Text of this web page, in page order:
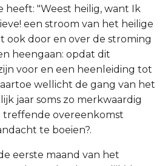
heeft: "Weest heilig, want Ik
een stroom van het heilige
ook door en over de stroming
heengaan: opdat dit
voor en een heenleiding tot
wellicht de gang van het
jaar soms zo merkwaardig
treffende overeenkomst
te boeien?.
eerste maand van het